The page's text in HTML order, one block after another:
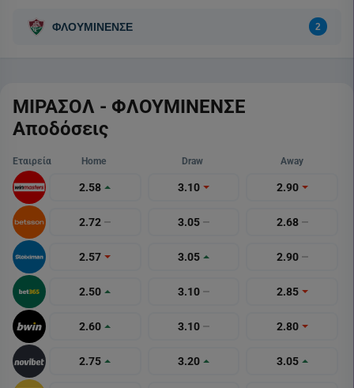
ΜΙΡΑΣΟΛ - ΦΛΟΥΜΙΝΕΝΣΕ
Αποδόσεις
Εταιρεία Home Draw Away
2.58 3.10 2.90
2.72 3.05 2.68
2.57 3.05 2.90
2.50 3.10 2.85
2.60 3.10 2.80
2.75 3.20 3.05